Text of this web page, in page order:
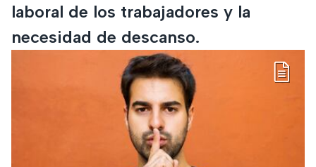
laboral de los trabajadores y la
necesidad de descanso.